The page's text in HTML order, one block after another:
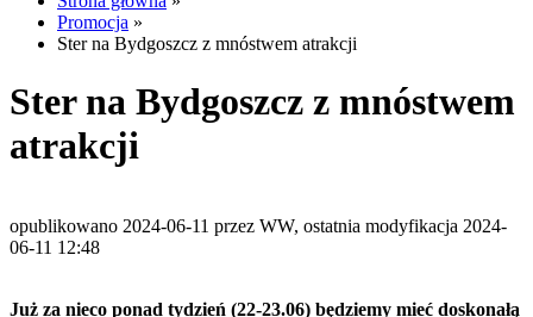
Promocja »
Ster na Bydgoszcz z mnóstwem atrakcji
Ster na Bydgoszcz z mnóstwem
atrakcji
opublikowano 2024-06-11 przez WW, ostatnia modyfikacja 2024-
06-11 12:48
Już za nieco ponad tydzień (22-23.06) będziemy mieć doskonałą